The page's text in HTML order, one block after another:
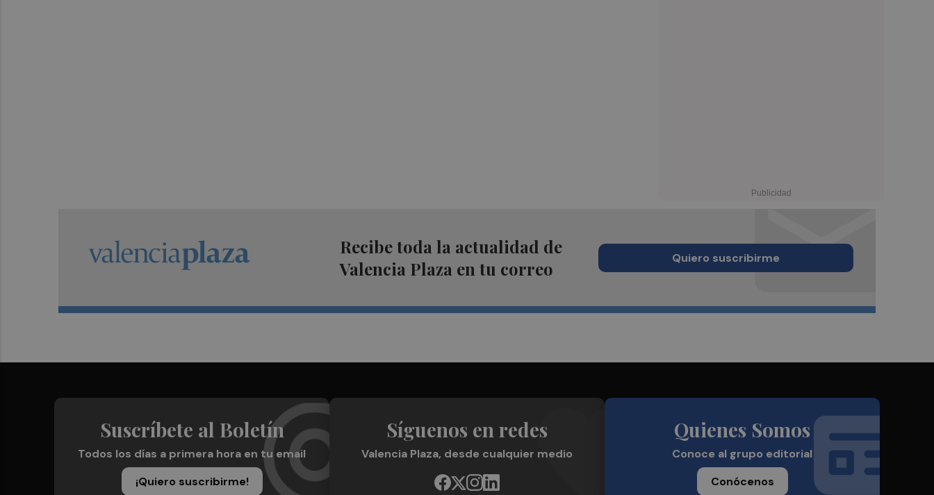
Recibe toda la actualidad de
Valencia Plaza en tu correo
Quiero suscribirme
Suscríbete al Boletín
Todos los días a primera hora en tu email
¡Quiero suscribirme!
Síguenos en redes
Valencia Plaza, desde cualquier medio
Quienes Somos
Conoce al grupo editorial
Conócenos